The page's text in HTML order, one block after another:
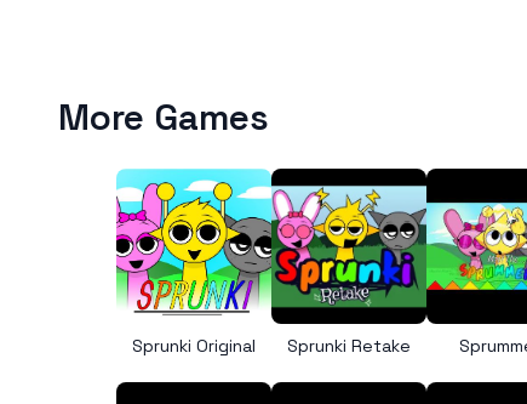
More Games
Sprunki Original Sprunki Retake